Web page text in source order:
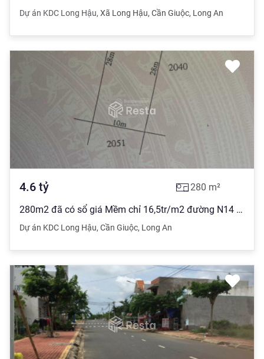
Dự án KDC Long Hậu, Xã Long Hậu, Cần Giuộc, Long An
4.6 tỷ 280 m²
280m2 đã có sổ giá Mềm chỉ 16,5tr/m2 đường N14 kdc Nam Sài Gòn, hướng Bắc View công viên, Kênh Rạch
Dự án KDC Long Hậu, Cần Giuộc, Long An